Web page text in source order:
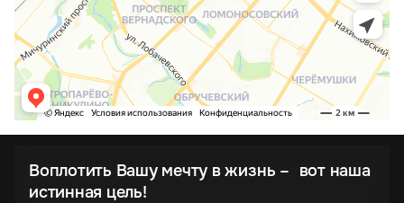
Воплотить Вашу мечту в жизнь – вот наша
истинная цель!